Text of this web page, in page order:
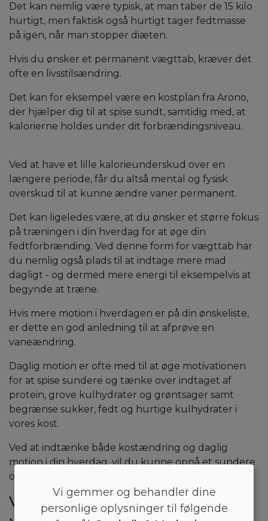
Det kan nemlig være typisk, at man taber de 15 kilo
hurtigt, men faktisk også hurtigt tager fedtmasse
på igen, når man stopper diæten.
Hvis du ønsker et permanent vægttab, kræver det
ofte en livsstilsændring.
Det kan for eksempel være en kostplan fra Arono,
der hjælper dig til at spise sundt, samtidig med, at
kalorierne holdes under dit forbrændingsniveau.
Ved at have et lille kalorieunderskud over en
længere periode, får du altså mental og fysisk
overskud til at kunne ændre vaner permanent.
Det kan ligeledes være, at du ønsker et større fokus
på træningen i din hverdag for at øge din
fedtforbrænding. Ved denne form for vægttab har
du nemlig også plads til at indtage mere mad
dagligt - og dermed mere energi til eksempelvis at
begynde at træne.
Hvis mere motion i hverdagen er på din ønskeliste,
er dette en god anledning til at afprøve en
vaneændring.
Daglig motion er ofte med til at øge motivationen
for at spise sundere og tænke over indtaget af
protein, grove kulhydrater og grøntsager samt
begrænse sukker, fedt og hurtige kulhydrater i
vores kost.
Ved at indtænke både kostændring og daglig
motion i din hverdag, vil du kunne opnå et sundere
og mere stabilt vægttab.
Vægttab eller fedttab?
Vi gemmer og behandler dine
personlige oplysninger til følgende